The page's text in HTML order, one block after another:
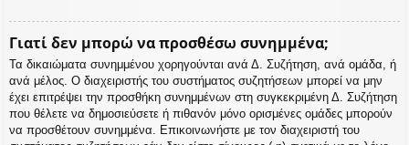
Γιατί δεν μπορώ να προσθέσω συνημμένα;
Τα δικαιώματα συνημμένου χορηγούνται ανά Δ. Συζήτηση, ανά ομάδα, ή
ανά μέλος. Ο διαχειριστής του συστήματος συζητήσεων μπορεί να μην
έχει επιτρέψει την προσθήκη συνημμένων στη συγκεκριμένη Δ. Συζήτηση
που θέλετε να δημοσιεύσετε ή πιθανόν μόνο ορισμένες ομάδες μπορούν
να προσθέτουν συνημμένα. Επικοινωνήστε με τον διαχειριστή του